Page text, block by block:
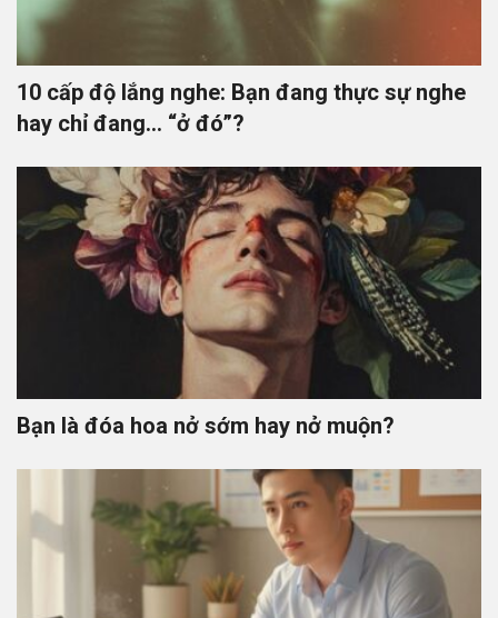
10 cấp độ lắng nghe: Bạn đang thực sự nghe
hay chỉ đang… “ở đó”?
Bạn là đóa hoa nở sớm hay nở muộn?